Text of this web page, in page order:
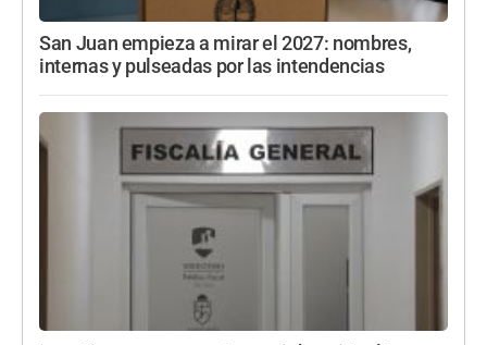
San Juan empieza a mirar el 2027: nombres,
internas y pulseadas por las intendencias